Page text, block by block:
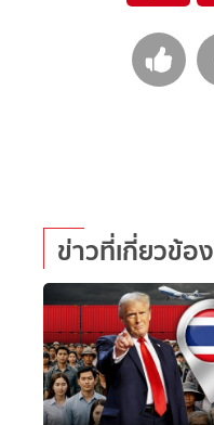
ข่าวที่เกี่ยวข้อง